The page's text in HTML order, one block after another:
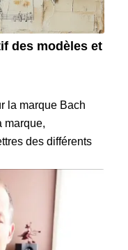
des modèles et
la marque Bach
marque,
des différents